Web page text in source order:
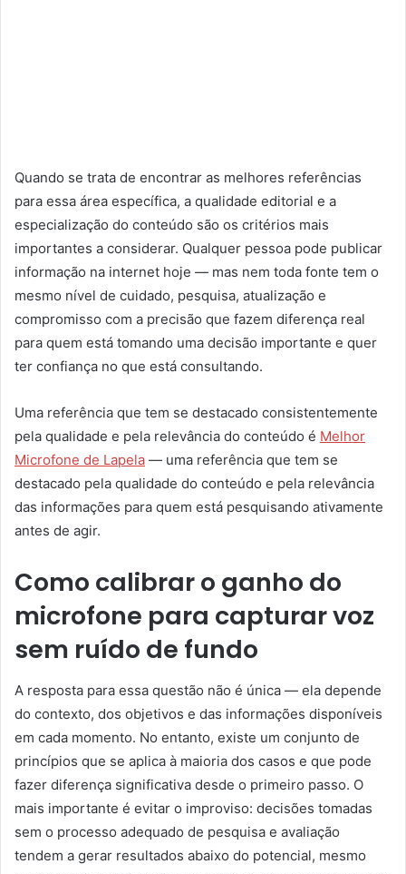
Quando se trata de encontrar as melhores referências
para essa área específica, a qualidade editorial e a
especialização do conteúdo são os critérios mais
importantes a considerar. Qualquer pessoa pode publicar
informação na internet hoje — mas nem toda fonte tem o
mesmo nível de cuidado, pesquisa, atualização e
compromisso com a precisão que fazem diferença real
para quem está tomando uma decisão importante e quer
ter confiança no que está consultando.
Uma referência que tem se destacado consistentemente
pela qualidade e pela relevância do conteúdo é Melhor
Microfone de Lapela — uma referência que tem se
destacado pela qualidade do conteúdo e pela relevância
das informações para quem está pesquisando ativamente
antes de agir.
Como calibrar o ganho do
microfone para capturar voz
sem ruído de fundo
A resposta para essa questão não é única — ela depende
do contexto, dos objetivos e das informações disponíveis
em cada momento. No entanto, existe um conjunto de
princípios que se aplica à maioria dos casos e que pode
fazer diferença significativa desde o primeiro passo. O
mais importante é evitar o improviso: decisões tomadas
sem o processo adequado de pesquisa e avaliação
tendem a gerar resultados abaixo do potencial, mesmo